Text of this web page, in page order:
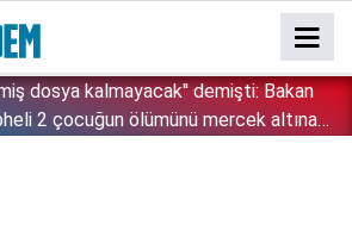
dosya kalmayacak'' demişti: Bakan
2 çocuğun ölümünü mercek altına